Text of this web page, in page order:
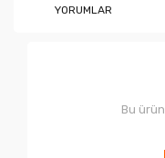
YORUMLAR
Bu